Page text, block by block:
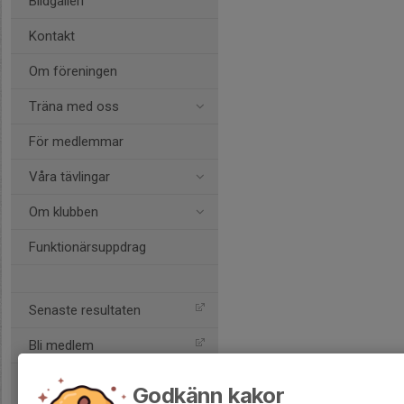
Kontakt
Om föreningen
Träna med oss
För medlemmar
Våra tävlingar
Om klubben
Funktionärsuppdrag
Senaste resultaten
Bli medlem
Godkänn kakor